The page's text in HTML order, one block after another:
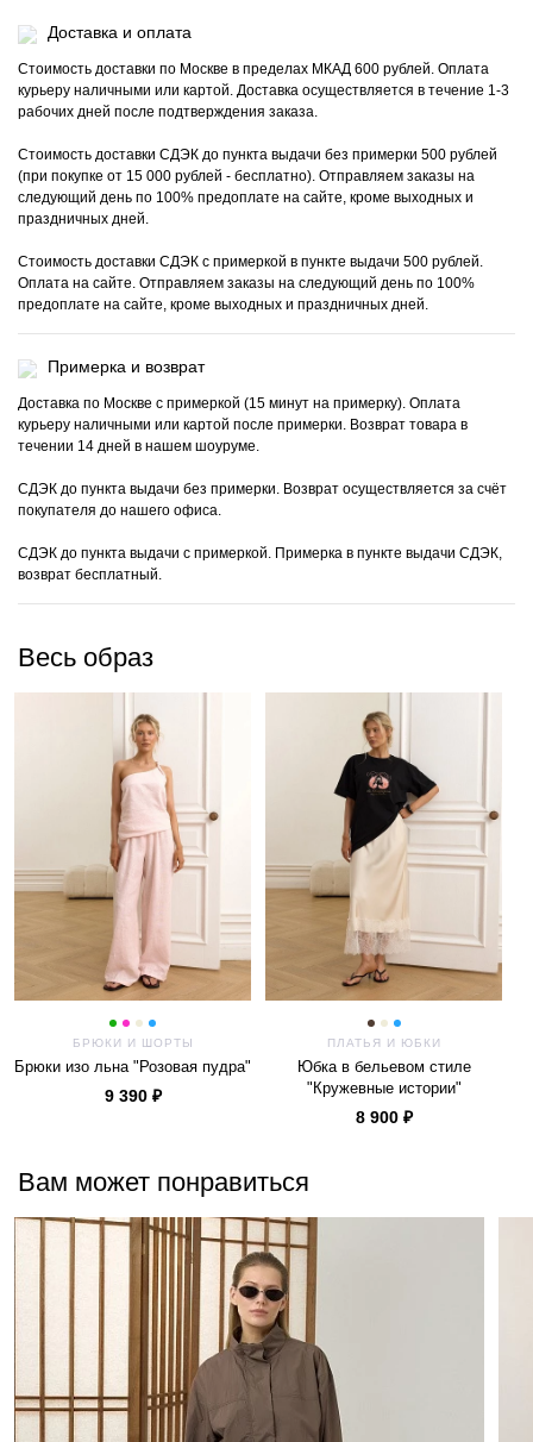
Доставка и оплата
Стоимость доставки по Москве в пределах МКАД 600 рублей. Оплата
курьеру наличными или картой. Доставка осуществляется в течение 1-3
рабочих дней после подтверждения заказа.
Стоимость доставки СДЭК до пункта выдачи без примерки 500 рублей
(при покупке от 15 000 рублей - бесплатно). Отправляем заказы на
следующий день по 100% предоплате на сайте, кроме выходных и
праздничных дней.
Стоимость доставки СДЭК с примеркой в пункте выдачи 500 рублей.
Оплата на сайте. Отправляем заказы на следующий день по 100%
предоплате на сайте, кроме выходных и праздничных дней.
Примерка и возврат
Доставка по Москве с примеркой (15 минут на примерку). Оплата
курьеру наличными или картой после примерки. Возврат товара в
течении 14 дней в нашем шоуруме.
СДЭК до пункта выдачи без примерки. Возврат осуществляется за счёт
покупателя до нашего офиса.
СДЭК до пункта выдачи с примеркой. Примерка в пункте выдачи СДЭК,
возврат бесплатный.
Весь образ
БРЮКИ И ШОРТЫ
Брюки изо льна "Розовая пудра"
9 390 ₽
ПЛАТЬЯ И ЮБКИ
Юбка в бельевом стиле
"Кружевные истории"
8 900 ₽
Вам может понравиться